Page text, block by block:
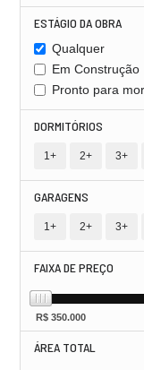
ESTÁGIO DA OBRA
Qualquer
Em Construção
Pronto para
DORMITÓRIOS
1+ 2+ 3+
GARAGENS
1+ 2+ 3+
FAIXA DE PREÇO
R$ 350.000
ÁREA TOTAL